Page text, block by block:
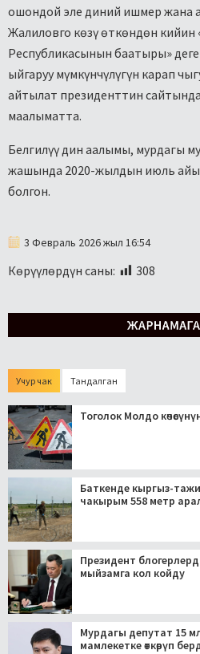
ошондой эле диний ишмер жана
Жалиловго көзү өткөндөн кийин
Республикасынын баатыры»
ыйгаруу мүмкүнчүлүгүн карап
айтылат президенттин
маалыматта.
Белгилүү дин аалымы, мурдагы
жашында 2020-жылдын июль
болгон.
3 Февраль 2026 жыл 16:54
Көрүүлөрдүн саны: 308
Учур чак Тандалган
Тоголок Молдо
Баткенде кыргыз-
чакырым 558 метр
Президент
мыйзамга кол койду
Мурдагы депутат 15
мамлекетке өткөрүп